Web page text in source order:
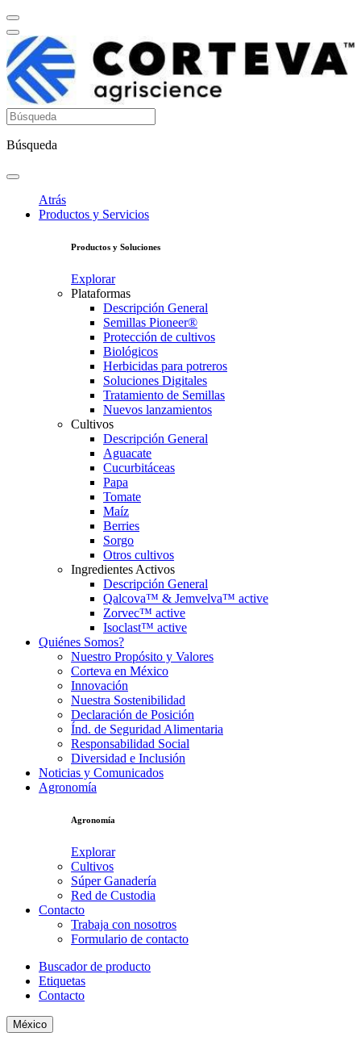
Búsqueda
Atrás
Productos y Servicios
Productos y Soluciones
Explorar
Plataformas
Descripción General
Semillas Pioneer®
Protección de cultivos
Biológicos
Herbicidas para potreros
Soluciones Digitales
Tratamiento de Semillas
Nuevos lanzamientos
Cultivos
Descripción General
Aguacate
Cucurbitáceas
Papa
Tomate
Maíz
Berries
Sorgo
Otros cultivos
Ingredientes Activos
Descripción General
Qalcova™ & Jemvelva™ active
Zorvec™ active
Isoclast™ active
Quiénes Somos?
Nuestro Propósito y Valores
Corteva en México
Innovación
Nuestra Sostenibilidad
Declaración de Posición
Índ. de Seguridad Alimentaria
Responsabilidad Social
Diversidad e Inclusión
Noticias y Comunicados
Agronomía
Agronomía
Explorar
Cultivos
Súper Ganadería
Red de Custodia
Contacto
Trabaja con nosotros
Formulario de contacto
Buscador de producto
Etiquetas
Contacto
México